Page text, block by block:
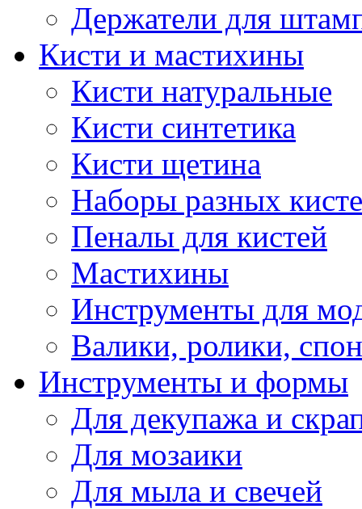
Держатели для
Кисти и мастихины
Кисти натуральные
Кисти синтетика
Кисти щетина
Наборы разных
Пеналы для кистей
Мастихины
Инструменты для
Валики, ролики,
Инструменты и формы
Для декупажа и
Для мозаики
Для мыла и свечей